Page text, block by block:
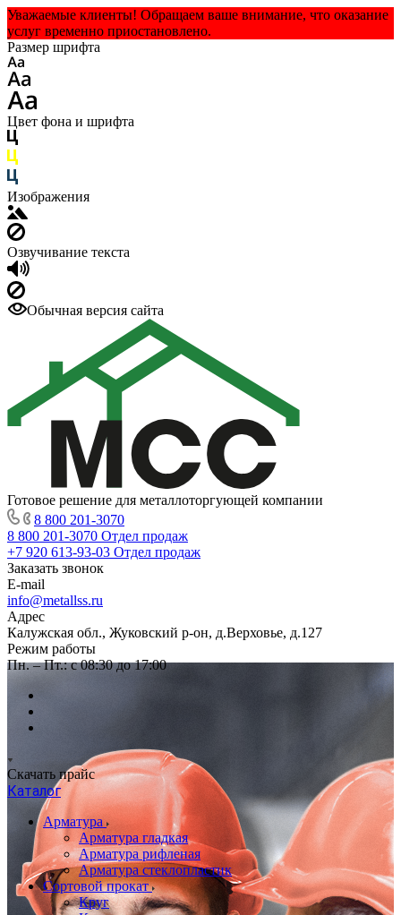
Уважаемые клиенты! Обращаем ваше внимание, что оказание
услуг временно приостановлено.
Размер шрифта
Цвет фона и шрифта
Изображения
Озвучивание текста
Обычная версия сайта
Готовое решение для металлоторгующей компании
8 800 201-3070
8 800 201-3070 Отдел продаж
+7 920 613-93-03 Отдел продаж
Заказать звонок
E-mail
info@metallss.ru
Адрес
Калужская обл., Жуковский р-он, д.Верховье, д.127
Режим работы
Пн. – Пт.: с 08:30 до 17:00
Скачать прайс
Каталог
Арматура
Арматура гладкая
Арматура рифленая
Арматура стеклопластик
Сортовой прокат
Круг